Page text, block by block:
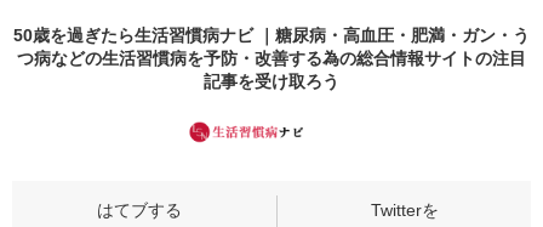
50歳を過ぎたら生活習慣病ナビ ｜糖尿病・高血圧・肥満・ガン・う
つ病などの生活習慣病を予防・改善する為の総合情報サイトの注目
記事を受け取ろう